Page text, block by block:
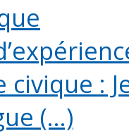
civique :
(...)